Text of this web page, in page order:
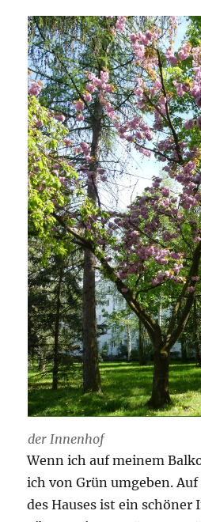
der Innenhof
Wenn ich auf meinem
ich von Grün umgeben.
des Hauses ist ein schöner